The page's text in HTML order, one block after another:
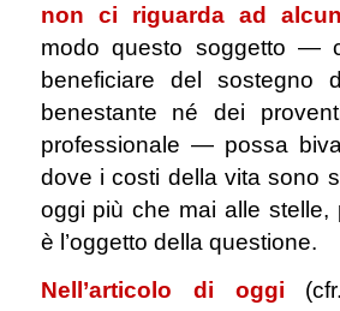
non ci riguarda ad
modo questo soggetto —
beneficiare del sostegno
benestante né dei
professionale — possa
dove i costi della vita sono
oggi più che mai alle stelle,
è l’oggetto della questione.
Nell’articolo di oggi